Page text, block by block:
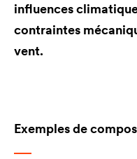
influences
contraintes
vent.
Exemples de